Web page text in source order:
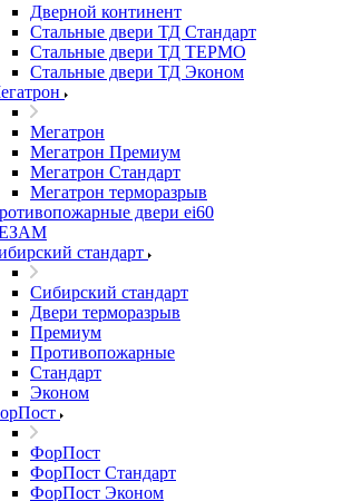
Дверной континент
Стальные двери ТД Стандарт
Стальные двери ТД ТЕРМО
Стальные двери ТД Эконом
Мегатрон
Мегатрон Премиум
Мегатрон Стандарт
Мегатрон терморазрыв
двери ei60
стандарт
Сибирский стандарт
Двери терморазрыв
Премиум
Противопожарные
Стандарт
Эконом
ФорПост
ФорПост Стандарт
ФорПост Эконом